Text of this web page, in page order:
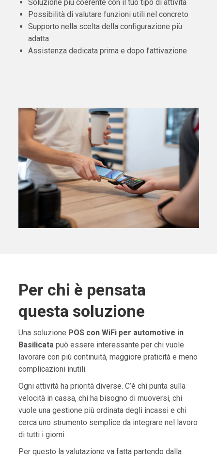
Soluzione più coerente con il tuo tipo di attività
Possibilità di valutare funzioni utili nel concreto
Supporto nella scelta della configurazione più
adatta
Assistenza dedicata prima e dopo l’attivazione
Per chi è pensata
questa soluzione
Una soluzione POS con WiFi per automotive in
Basilicatapuò essere interessante per chi vuole
lavorare con più continuità, maggiore praticità e meno
complicazioni inutili.
Ogni attività ha priorità diverse. C’è chi punta sulla
velocità in cassa, chi ha bisogno di muoversi, chi
vuole una gestione più ordinata degli incassi e chi
cerca uno strumento semplice da integrare nel lavoro
di tutti i giorni.
Per questo la valutazione va fatta partendo dalla